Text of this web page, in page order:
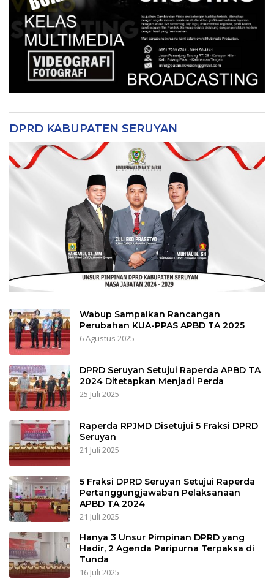
DPRD KABUPATEN SERUYAN
Wabup Sampaikan Rancangan
Perubahan KUA-PPAS APBD TA 2025
6 Agustus 2025
DPRD Seruyan Setujui Raperda APBD TA
2024 Ditetapkan Menjadi Perda
25 Juli 2025
Raperda RPJMD Disetujui 5 Fraksi DPRD
Seruyan
21 Juli 2025
5 Fraksi DPRD Seruyan Setujui Raperda
Pertanggungjawaban Pelaksanaan
APBD TA 2024
21 Juli 2025
Hanya 3 Unsur Pimpinan DPRD yang
Hadir, 2 Agenda Paripurna Terpaksa di
Tunda
16 Juli 2025